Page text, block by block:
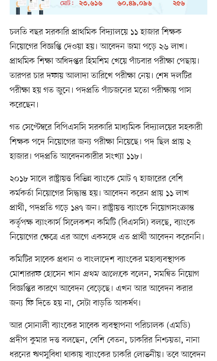
চলতি বছর সরকারি প্রাথমিক বিদ্যালয়ে ১১ হাজার শিক্ষক
নিয়োগের বিজ্ঞপ্তি দেওয়া হয়। আবেদন জমা পড়ে ২৬ লাখ।
প্রাথমিক শিক্ষা অধিদপ্তর হিমশিম খেয়ে পাঁচবার পরীক্ষা পেছায়।
তারপর চার দফায় আলাদা তারিখে পরীক্ষা নেয়। শেষ দলটির
পরীক্ষা হয় গত জুনে। পদপ্রতি পাঁচজনের মতো পরীক্ষায় পাস
করেছেন।
গত সেপ্টেম্বরে বিপিএসসি সরকারি মাধ্যমিক বিদ্যালয়ের সহকারী
শিক্ষক পদে নিয়োগের জন্য পরীক্ষা নিয়েছে। পদ ছিল প্রায় ২
হাজার। পদপ্রতি আবেদনকারীর সংখ্যা ১১৮।
২০১৮ সালে রাষ্ট্রায়ত্ত বিভিন্ন ব্যাংকে মোট ৭ হাজারের বেশি
কর্মকর্তা নিয়োগের সিদ্ধান্ত হয়। আবেদন করেন প্রায় ১১ লাখ
প্রার্থী, পদপ্রতি গড়ে ১৪৭ জন। রাষ্ট্রায়ত্ত ব্যাংকে নিয়োগসংক্রান্ত
কর্তৃপক্ষ ব্যাংকার্স সিলেকশন কমিটি (বিএসসি) বলছে, ব্যাংকে
নিয়োগের ক্ষেত্রে এর আগে একসঙ্গে এত প্রার্থী আবেদন করেননি।
কমিটির সাবেক প্রধান ও বাংলাদেশ ব্যাংকের মহাব্যবস্থাপক
মোশাররফ হোসেন খান প্রথম আলোকে বলেন, সমন্বিত নিয়োগ
বিজ্ঞপ্তির কারণে আবেদন বেড়েছে। এখন আর আবেদন করার
জন্য ফি দিতে হয় না, সেটা বাড়তি আকর্ষণ।
আর সোনালী ব্যাংকের সাবেক ব্যবস্থাপনা পরিচালক (এমডি)
প্রদীপ কুমার দত্ত বলছেন, বেশি বেতন, চাকরির নিশ্চয়তা, নানা
ধরনের ঋণসুবিধা থাকায় ব্যাংকের চাকরি লোভনীয়। তবে আবেদন